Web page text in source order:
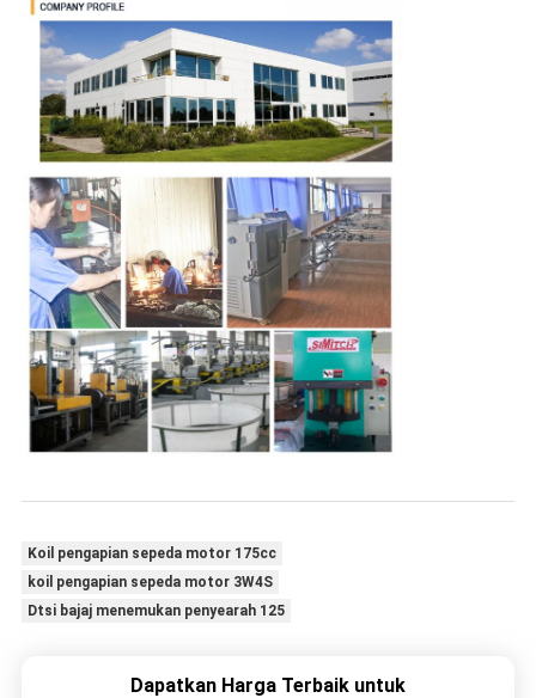
Koil pengapian sepeda motor 175cc
koil pengapian sepeda motor 3W4S
Dtsi bajaj menemukan penyearah 125
Dapatkan Harga Terbaik untuk